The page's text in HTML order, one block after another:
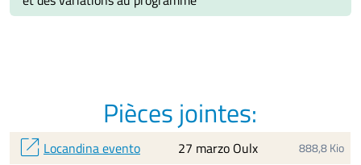
Pièces jointes:
open_in_new Locandina evento 27 marzo Oulx 888,8 Kio